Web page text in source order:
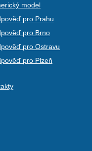
model
pro Prahu
pro Brno
pro Ostravu
pro Plzeň